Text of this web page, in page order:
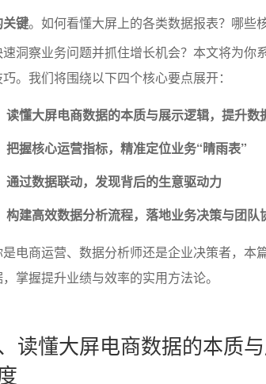
键。如何看懂大屏上的各类数据报表？哪些
洞察业务问题并抓住增长机会？本文将为你
。我们将围绕以下四个核心要点展开：
读懂大屏电商数据的本质与展示逻辑，提升数
把握核心运营指标，精准定位业务“晴雨表”
通过数据联动，发现背后的生意驱动力
构建高效数据分析流程，落地业务决策与团队
电商运营、数据分析师还是企业决策者，本
掌握提升业绩与效率的实用方法论。
读懂大屏电商数据的本质